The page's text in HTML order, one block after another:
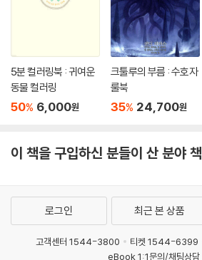
5분 컬러링북 : 귀여운
동물 컬러링
50% 6,000원
크툴루의 부름 : 수호자
룰북
35% 24,700원
이 책을 구입하신 분들이 산 분야 책
로그인 최근 본 상품
고객센터 1544-3800 티켓 1544-6399
eBook 1:1문의/채팅상담